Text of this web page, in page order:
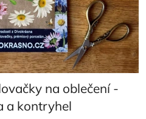
na oblečení -
a kontryhel